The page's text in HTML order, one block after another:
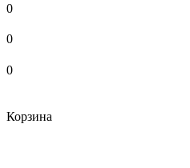
0
0
0
Корзина